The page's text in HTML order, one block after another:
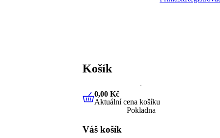
Košík
0,00 KčAktuální cena košíku
0,00 Kč
Aktuální cena košíku
Pokladna
Váš košík